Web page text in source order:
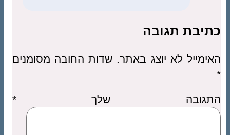
תגובה
לא יוצג באתר. שדות החובה מסומנים
שלך